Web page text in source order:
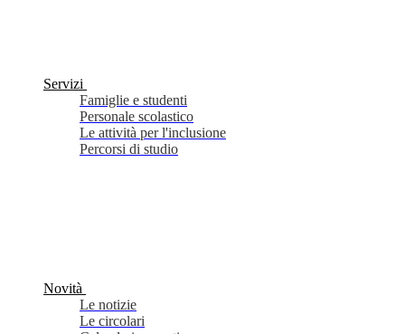
Servizi
Famiglie e studenti
Personale scolastico
Le attività per l'inclusione
Percorsi di studio
Novità
Le notizie
Le circolari